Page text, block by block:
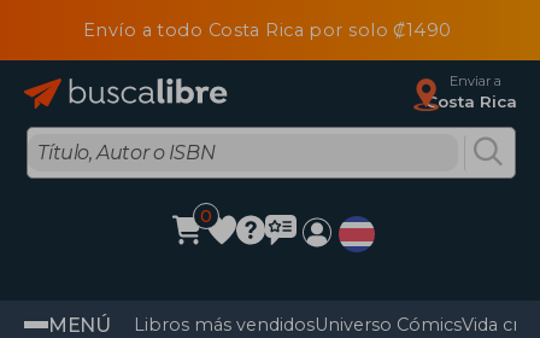
Envío a todo Costa Rica por solo ₡1490
Enviar a
Costa Rica
0
MENÚ Libros más vendidosUniverso CómicsVida